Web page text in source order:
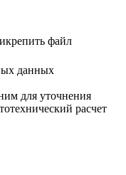
файл
данных
для уточнения
расчет